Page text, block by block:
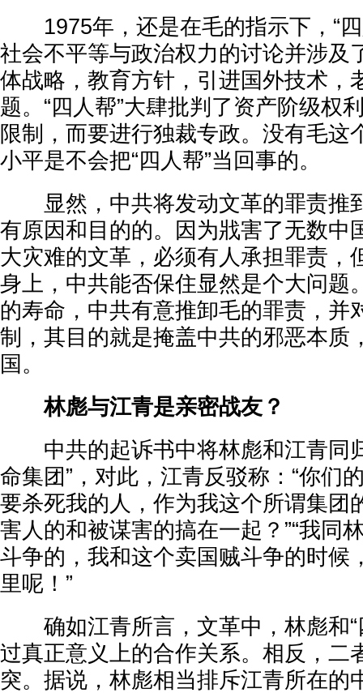
1975年，还是在毛的指示下，“四
社会不平等与政治权力的讨论并涉及
体战略，教育方针，引进国外技术，
题。“四人帮”大肆批判了资产阶级权
限制，而要进行独裁专政。没有毛这
小平是不会把“四人帮”当回事的。
显然，中共将发动文革的罪责推
有原因和目的的。因为戕害了无数中
大灾难的文革，必须有人承担罪责，
身上，中共能否保住显然是个大问题
的寿命，中共有意推卸毛的罪责，并
制，其目的就是掩盖中共的邪恶本质
国。
林彪与江青是亲密战友？
中共的起诉书中将林彪和江青同
命集团”，对此，江青反驳称：“你们
要杀死我的人，作为我这个所谓集团
害人的和被谋害的搞在一起？”“我同
斗争的，我和这个卖国贼斗争的时候
里呢！”
确如江青所言，文革中，林彪和“
过真正意义上的合作关系。相反，二
突。据说，林彪相当排斥江青所在的